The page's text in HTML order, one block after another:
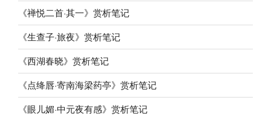
《禅悦二首·其一》赏析笔记
《生查子·旅夜》赏析笔记
《西湖春晓》赏析笔记
《点绛唇·寄南海梁药亭》赏析笔记
《眼儿媚·中元夜有感》赏析笔记